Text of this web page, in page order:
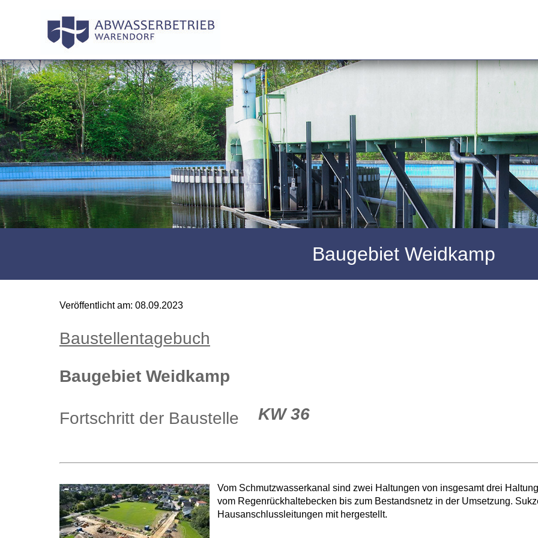
Baugebiet Weidkamp
Veröffentlicht am: 08.09.2023
Baustellentagebuch
Baugebiet Weidkamp
Fortschritt der Baustelle KW 36
Vom Schmutzwasserkanal sind zwei Haltungen von insgesamt drei
vom Regenrückhaltebecken bis zum Bestandsnetz in der Umsetzung.
Hausanschlussleitungen mit hergestellt.